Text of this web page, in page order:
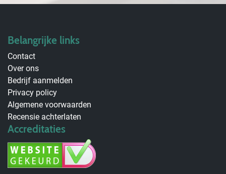
Belangrijke links
Contact
Over ons
Bedrijf aanmelden
Privacy policy
Algemene voorwaarden
Recensie achterlaten
Accreditaties